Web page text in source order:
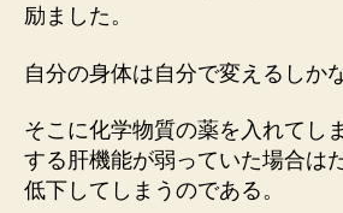
励ました。
自分の身体は自分で変えるしか
そこに化学物質の薬を入れてし
する肝機能が弱っていた場合は
低下してしまうのである。